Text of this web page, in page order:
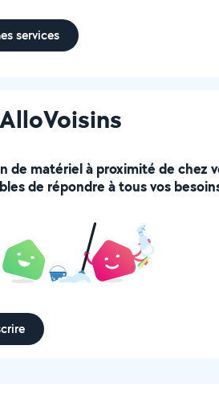
services
matériel à proximité de chez
de répondre à tous vos